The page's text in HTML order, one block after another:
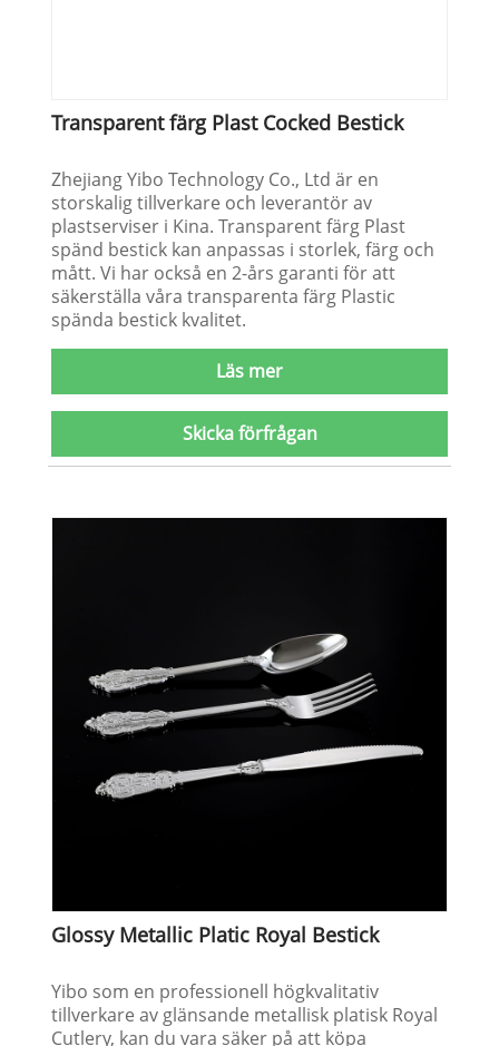
Transparent färg Plast Cocked Bestick
Zhejiang Yibo Technology Co., Ltd är en
storskalig tillverkare och leverantör av
plastserviser i Kina. Transparent färg Plast
spänd bestick kan anpassas i storlek, färg och
mått. Vi har också en 2-års garanti för att
säkerställa våra transparenta färg Plastic
spända bestick kvalitet.
Läs mer
Skicka förfrågan
Glossy Metallic Platic Royal Bestick
Yibo som en professionell högkvalitativ
tillverkare av glänsande metallisk platisk Royal
Cutlery, kan du vara säker på att köpa